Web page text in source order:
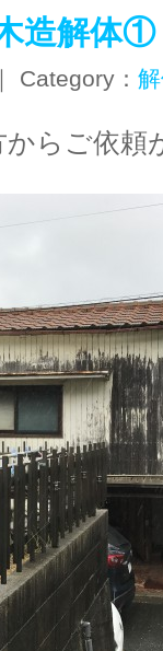
造解体①
Category：
らご依頼